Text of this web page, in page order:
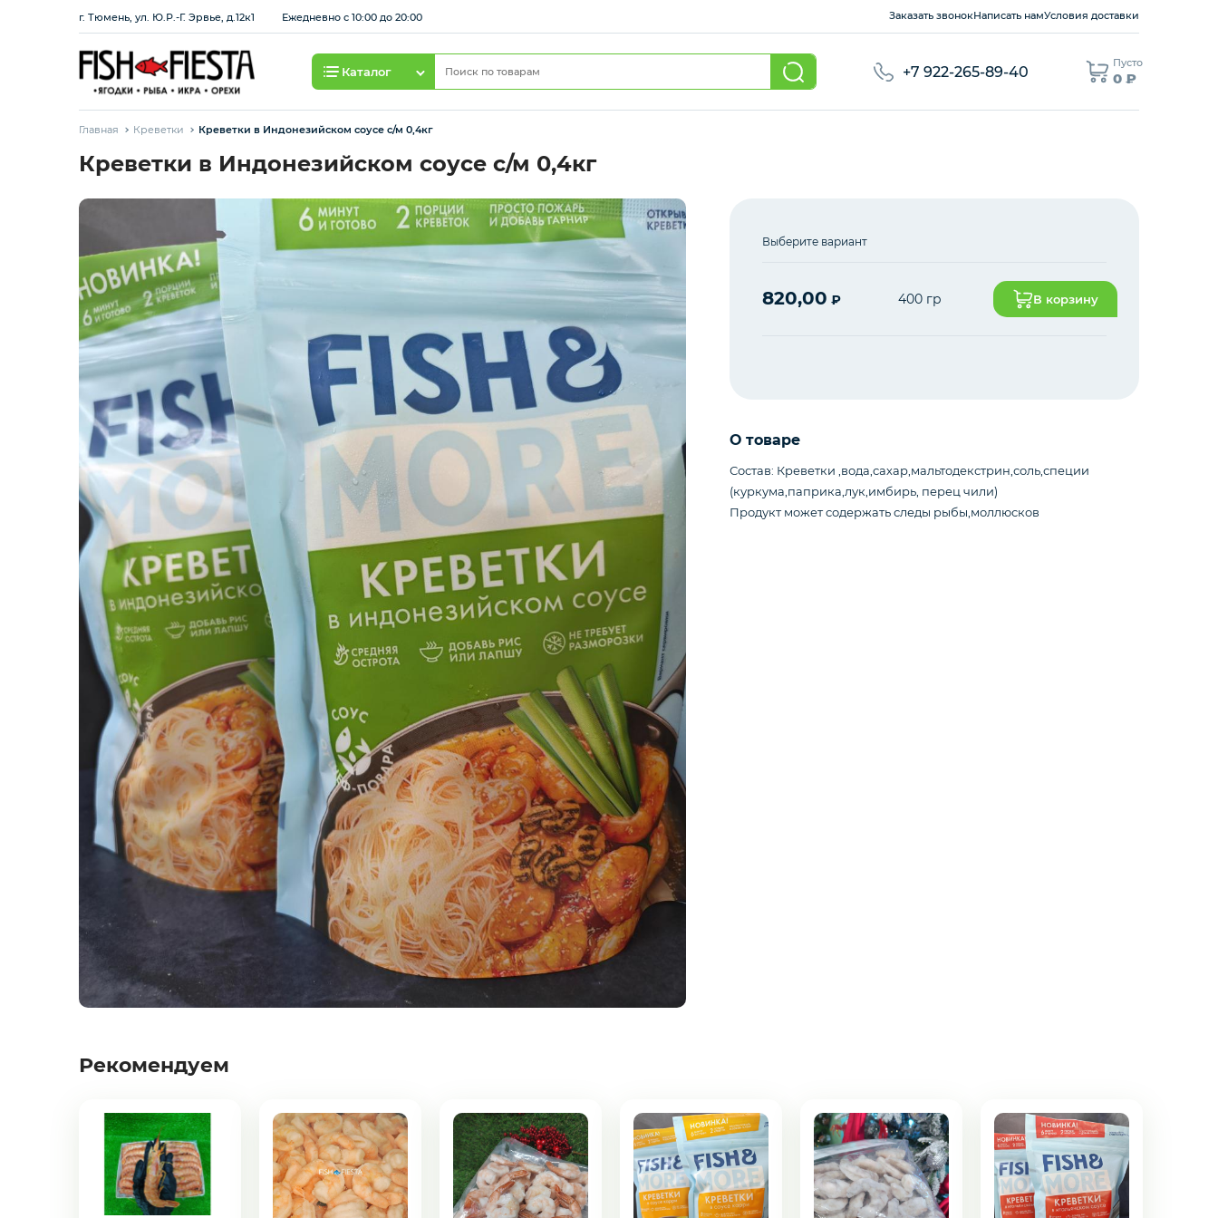
г. Тюмень, ул. Ю.Р.-Г. Эрвье, д.12к1 Ежедневно с 10:00 до 20:00 Заказать звонокНаписать намУсловия доставки
Каталог +7 922-265-89-40
Пусто
0 ₽
Хит продаж
Охлажденная рыба
Березовские полуфабрикаты
Рыба красная с/м
Рыба белая с/м
Северная рыба
Стейки и уха
Филе
Рыбные пельмени
Слабосоленая рыба
Панировка
Полуфабрикаты
Креветки
Орехи
Деликатесы
Сухофрукты
Сладости
Главная Креветки Креветки в Индонезийском соусе с/м 0,4кг
Креветки в Индонезийском соусе с/м 0,4кг
Выберите вариант
820,00 ₽ 400 гр В корзину
О товаре
Состав: Креветки ,вода,сахар,мальтодекстрин,соль,специи
(куркума,паприка,лук,имбирь, перец чили)
Продукт может содержать следы рыбы,моллюсков
Рекомендуем